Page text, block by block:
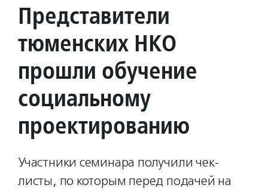
Представители
тюменских НКО
прошли обучение
социальному
проектированию
Участники семинара получили чек-
листы, по которым перед подачей на